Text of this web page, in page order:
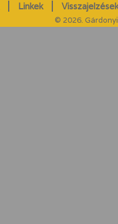
Linkek
© 2026.